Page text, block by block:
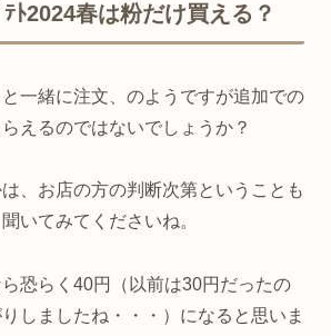
ﾃﾄ2024春は粉だけ買える？
一緒に注文、のようですが追加での
えるのではないでしょうか？
、お店の方の判断次第ということも
いてみてくださいね。
恐らく40円（以前は30円だったの
しましたね・・・）になると思いま